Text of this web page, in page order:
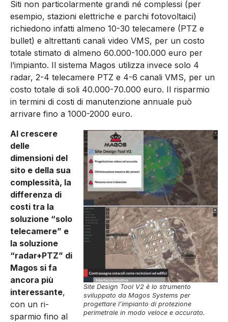
Siti non particolarmente grandi né complessi (per
esempio, stazioni elettriche e parchi fotovol­taici)
richiedono infatti almeno 10-30 telecamere (PTZ e
bullet) e altrettanti canali video VMS, per un costo
totale stimato di almeno 60.000-100.000 euro per
l’impianto. Il sistema Magos utilizza invece solo 4
radar, 2-4 telecamere PTZ e 4-6 canali VMS, per un
costo totale di soli 40.000-70.000 euro. Il risparmio
in termini di costi di manutenzione annuale può
arrivare fino a 1000-2000 euro.
Site Design Tool V2 è lo strumento
sviluppato da Magos Systems per
progettare l’impianto di protezione
perimetrale in modo veloce e accurato.
Al crescere
delle
dimensioni del
sito e della sua
complessità, la
differenza di
costi tra la
soluzione “solo
telecamere” e
la soluzione
“radar+PTZ” di
Magos si fa
ancora più
interessante,
con un ri­
sparmio fino al